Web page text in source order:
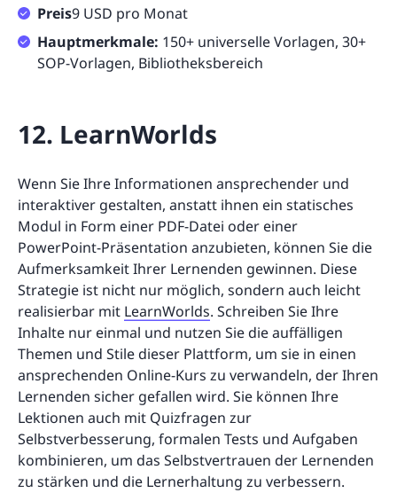
Preis9 USD pro Monat
Hauptmerkmale: 150+ universelle Vorlagen, 30+
SOP-Vorlagen, Bibliotheksbereich
12. LearnWorlds
Wenn Sie Ihre Informationen ansprechender und
interaktiver gestalten, anstatt ihnen ein statisches
Modul in Form einer PDF-Datei oder einer
PowerPoint-Präsentation anzubieten, können Sie die
Aufmerksamkeit Ihrer Lernenden gewinnen. Diese
Strategie ist nicht nur möglich, sondern auch leicht
realisierbar mit LearnWorlds. Schreiben Sie Ihre
Inhalte nur einmal und nutzen Sie die auffälligen
Themen und Stile dieser Plattform, um sie in einen
ansprechenden Online-Kurs zu verwandeln, der Ihren
Lernenden sicher gefallen wird. Sie können Ihre
Lektionen auch mit Quizfragen zur
Selbstverbesserung, formalen Tests und Aufgaben
kombinieren, um das Selbstvertrauen der Lernenden
zu stärken und die Lernerhaltung zu verbessern.